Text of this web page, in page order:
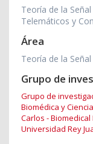
Teoría de la
Telemáticos y
Área
Teoría de la
Grupo de
Grupo de
Biomédica y
Carlos -
Universidad Rey